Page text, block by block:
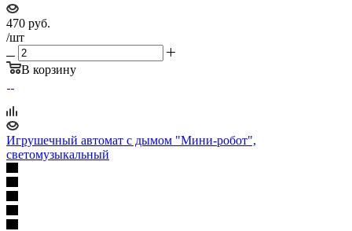
470 руб.
/шт
В корзину
Игрушечный автомат с дымом "Мини-робот",
светомузыкальный